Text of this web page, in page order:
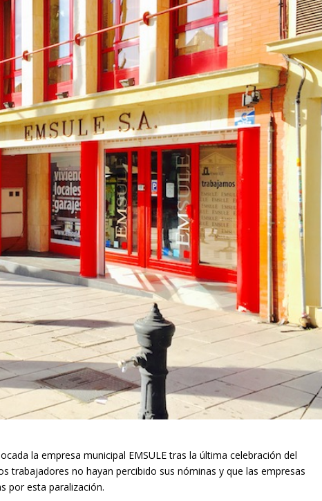
la empresa municipal EMSULE tras la última celebración del
trabajadores no hayan percibido sus nóminas y que las empresas
por esta paralización.